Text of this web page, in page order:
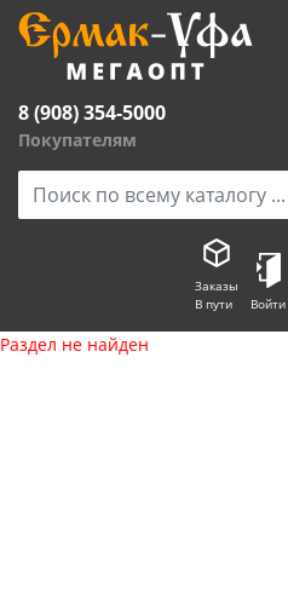
8 (908) 354-5000
Покупателям
Заказы
В пути
Войти
Раздел не найден